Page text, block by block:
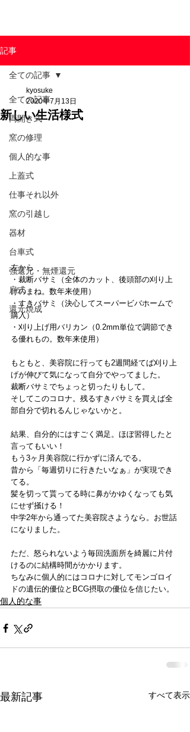
記事
全ての記事
両開き式
窯の修理
個人的な事
上蓋式
仕事それ以外
窯の引越し
器材
台車式
強還元・無煙還元
扉式
還元焼成
全ての記事
新しい生活様式
kyosuke
2020年7月13日
左から
・裁断バサミ（全体のカット、後頭部の刈り上
げのまね。数年来使用）
・すきバサミ（決心してスーパービバホームで
購入）
・刈り上げ用バリカン（0.2mm単位で調節でき
る優れもの。数年来使用）
もともと、美容院に行っても2週間経てば刈り上
げが伸びて気になって自分でやってました。
裁断バサミでちょっと切ったりもして。
そしてこのコロナ。残るすきバサミを買えば全
部自分で切れるんじゃないかと。
結果、自分的にはすごく満足。ほぼ習得したと
言ってもいい！
もう3ヶ月美容院に行かずに済んでる。
昔から「毎週切りに行きたいなぁ」が実現でき
てる。
髪を切って貰ってる時に鼻がかゆくなっても気
にせず掻ける！
中学2年から通ってた美容院さようなら。お世話
になりました。
ただ、怒られないよう毎回洗面所を綺麗に片付
けるのに結構時間がかかります。
ちなみに個人的にはコロナに対してモンゴロイ
ドの遺伝的優位とBCG摂取の優位を信じたい。
個人的な事
最新記事 すべて表示